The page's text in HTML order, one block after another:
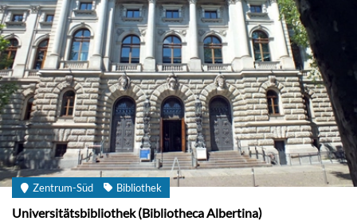
Zentrum-Süd Bibliothek
Universitätsbibliothek (Bibliotheca Albertina)